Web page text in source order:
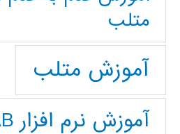
متلب
آموزش متلب
آموزش نرم افزار MATLAB